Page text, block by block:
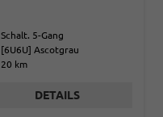
Schalt. 5-Gang
[6U6U] Ascotgrau
20 km
DETAILS